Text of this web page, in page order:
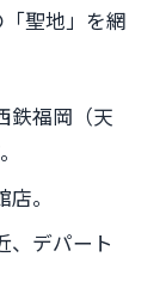
聖地」を網
鉄福岡（天
。
、デパート